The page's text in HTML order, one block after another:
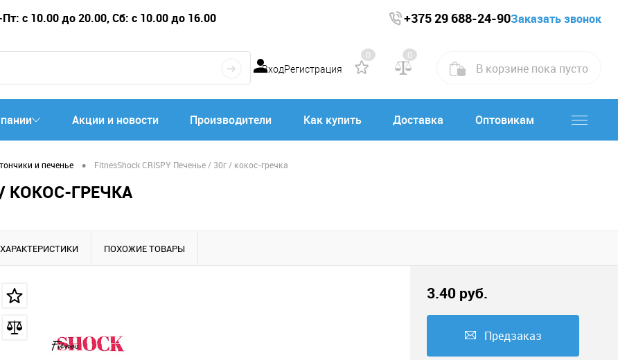
с 10.00 до 20.00, Сб: с 10.00 до 16.00 +375 29 688-24-90Заказать звонок
ВходРегистрация
0 0
В корзине пока пусто
Акции и новости Производители Как купить Доставка Оптовикам
и печенье • FitnesShock CRISPY Печенье / 30г / кокос-гречка
/ КОКОС-ГРЕЧКА
ХАРАКТЕРИСТИКИ ПОХОЖИЕ ТОВАРЫ
3.40 руб.
Предзаказ